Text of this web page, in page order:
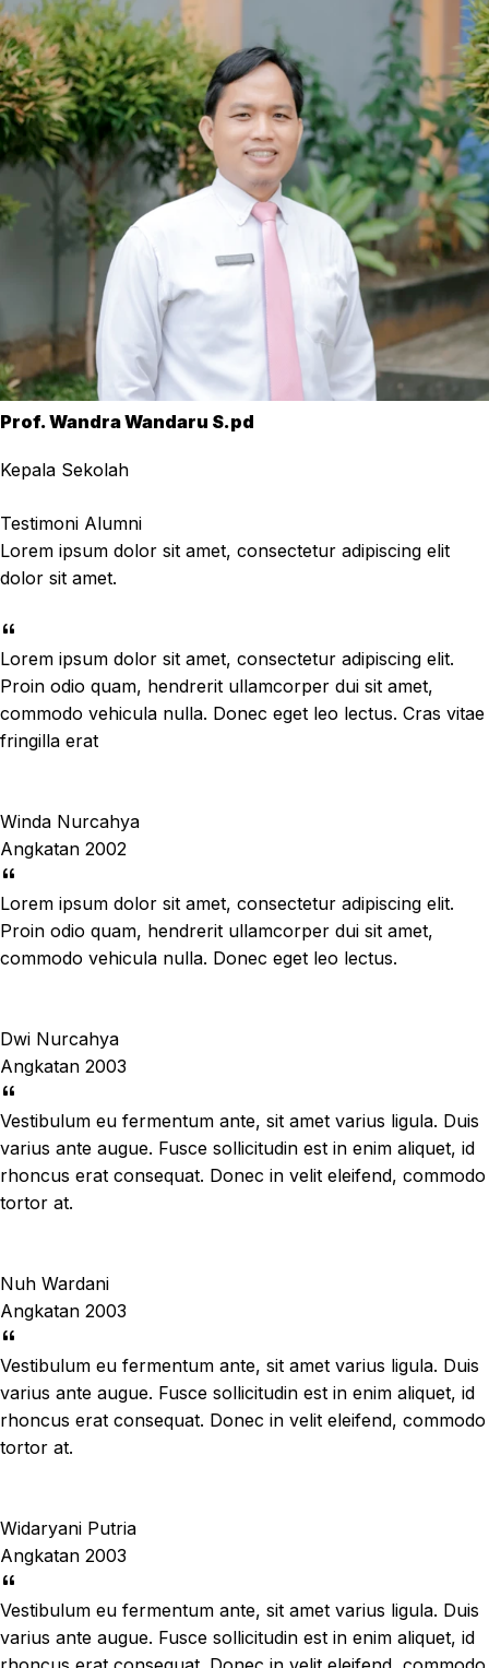
Prof. Wandra Wandaru S.pd
Kepala Sekolah
Testimoni Alumni
Lorem ipsum dolor sit amet, consectetur adipiscing elit
dolor sit amet.
Lorem ipsum dolor sit amet, consectetur adipiscing elit.
Proin odio quam, hendrerit ullamcorper dui sit amet,
commodo vehicula nulla. Donec eget leo lectus. Cras vitae
fringilla erat
Winda Nurcahya
Angkatan 2002
Lorem ipsum dolor sit amet, consectetur adipiscing elit.
Proin odio quam, hendrerit ullamcorper dui sit amet,
commodo vehicula nulla. Donec eget leo lectus.
Dwi Nurcahya
Angkatan 2003
Vestibulum eu fermentum ante, sit amet varius ligula. Duis
varius ante augue. Fusce sollicitudin est in enim aliquet, id
rhoncus erat consequat. Donec in velit eleifend, commodo
tortor at.
Nuh Wardani
Angkatan 2003
Vestibulum eu fermentum ante, sit amet varius ligula. Duis
varius ante augue. Fusce sollicitudin est in enim aliquet, id
rhoncus erat consequat. Donec in velit eleifend, commodo
tortor at.
Widaryani Putria
Angkatan 2003
Vestibulum eu fermentum ante, sit amet varius ligula. Duis
varius ante augue. Fusce sollicitudin est in enim aliquet, id